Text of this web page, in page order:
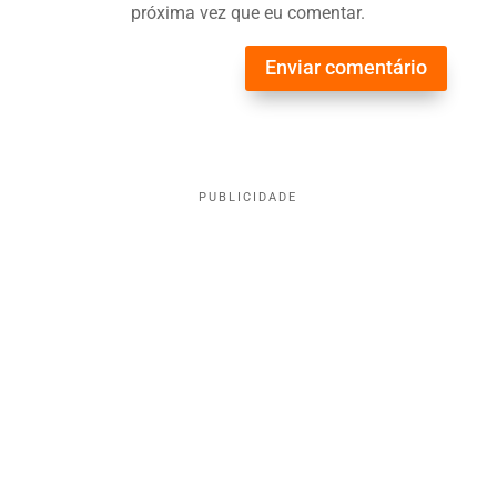
próxima vez que eu comentar.
Enviar comentário
PUBLICIDADE